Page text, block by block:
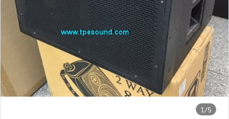
1/5